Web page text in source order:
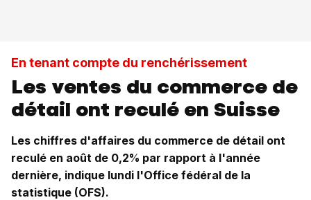
En tenant compte du renchérissement
Les ventes du commerce de
détail ont reculé en Suisse
Les chiffres d'affaires du commerce de détail ont
reculé en août de 0,2% par rapport à l'année
dernière, indique lundi l'Office fédéral de la
statistique (OFS).